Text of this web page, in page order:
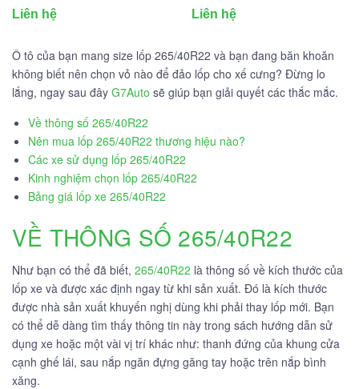
Liên hệ Liên hệ
Ô tô của bạn mang size lốp 265/40R22 và bạn đang băn khoăn
không biết nên chọn vỏ nào để đảo lốp cho xế cưng? Đừng lo
lắng, ngay sau đây G7Auto sẽ giúp bạn giải quyết các thắc mắc.
Về thông số 265/40R22
Nên mua lốp 265/40R22 thương hiệu nào?
Các xe sử dụng lốp 265/40R22
Kinh nghiệm chọn lốp 265/40R22
Bảng giá lốp xe 265/40R22
VỀ THÔNG SỐ 265/40R22
Như bạn có thể đã biết, 265/40R22 là thông số về kích thước của
lốp xe và được xác định ngay từ khi sản xuất. Đó là kích thước
được nhà sản xuất khuyến nghị dùng khi phải thay lốp mới. Bạn
có thể dễ dàng tìm thấy thông tin này trong sách hướng dẫn sử
dụng xe hoặc một vài vị trí khác như: thanh đứng của khung cửa
cạnh ghế lái, sau nắp ngăn đựng găng tay hoặc trên nắp bình
xăng.